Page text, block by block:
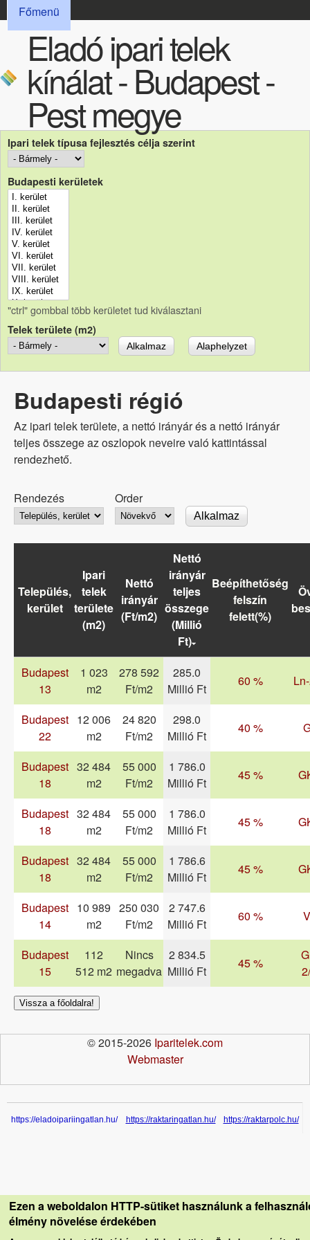
FŐMENÜ
Főmenü
Eladó ipari telek
kínálat - Budapest -
Pest megye
Ipari telek típusa fejlesztés célja szerint
Budapesti kerületek
"ctrl" gombbal több kerületet tud kiválasztani
Telek területe (m2)
Budapesti régió
Az ipari telek területe, a nettó irányár és a nettó irányár
teljes összege az oszlopok neveire való kattintással
rendezhető.
Rendezés Order
Település,
kerület
Ipari
telek
területe
(m2)
Nettó
irányár
(Ft/m2)
Nettó
irányár
teljes
összege
(Millió
Ft)
Beépíthetőség
felszín
felett(%)
Budapest
13
1 023
m2
278 592
Ft/m2
285.0
Millió Ft
60 %
Budapest
22
12 006
m2
24 820
Ft/m2
298.0
Millió Ft
40 %
Budapest
18
32 484
m2
55 000
Ft/m2
1 786.0
Millió Ft
45 %
Budapest
18
32 484
m2
55 000
Ft/m2
1 786.0
Millió Ft
45 %
Budapest
18
32 484
m2
55 000
Ft/m2
1 786.6
Millió Ft
45 %
Budapest
14
10 989
m2
250 030
Ft/m2
2 747.6
Millió Ft
60 %
Budapest
15
112
512 m2
Nincs
megadva
2 834.5
Millió Ft
45 %
Vissza a főoldalra!
© 2015-2026 Iparitelek.com
Webmaster
https://eladoipariingatlan.hu/ https://raktaringatlan.hu/ https://raktarpolc.hu/
Ezen a weboldalon HTTP-sütiket használunk a
élmény növelése érdekében